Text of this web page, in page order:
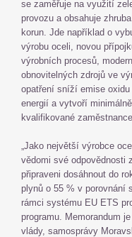
se zaměřuje na využití
provozu a obsahuje
korun. Jde například o
výrobu oceli, novou
výrobních procesů,
obnovitelných zdrojů ve
opatření sníží emise
energií a vytvoří
kvalifikované
„Jako největší výrobce
vědomi své odpovědnosti
připraveni dosáhnout do
plynů o 55 % v porovnání
rámci systému EU ETS
programu. Memorandum
vlády, samosprávy